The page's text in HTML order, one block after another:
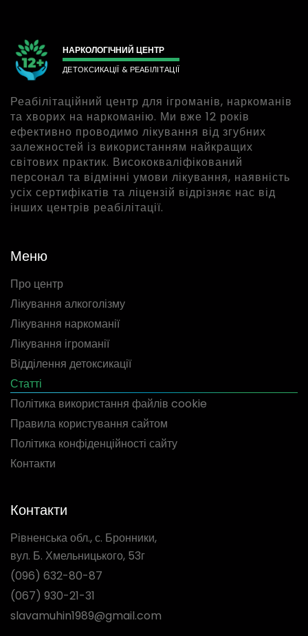
НАРКОЛОГІЧНИЙ ЦЕНТР
ДЕТОКСИКАЦІЇ & РЕАБІЛІТАЦІЇ
Реабілітаційний центр для ігроманів, наркоманів
та хворих на наркоманію. Ми вже 12 років
ефективно проводимо лікування від згубних
залежностей із використанням найкращих
світових практик. Висококваліфікований
персонал та відмінні умови лікування, наявність
усіх сертифікатів та ліцензій відрізняє нас від
інших центрів реабілітації.
Меню
Про центр
Лікування алкоголізму
Лікування наркоманії
Лікування ігроманії
Відділення детоксикації
Статті
Політика використання файлів cookie
Правила користування сайтом
Політика конфіденційності сайту
Контакти
Контакти
Рівненська обл., с. Бронники,
вул. Б. Хмельницького, 53г
(096) 632-80-87
(067) 930-21-31
slavamuhin1989@gmail.com